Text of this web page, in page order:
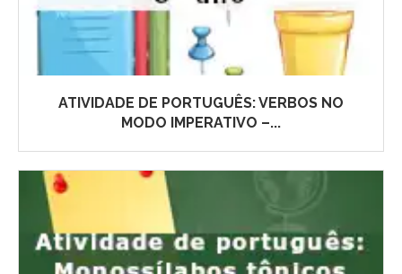
ATIVIDADE DE PORTUGUÊS: VERBOS NO
MODO IMPERATIVO –...